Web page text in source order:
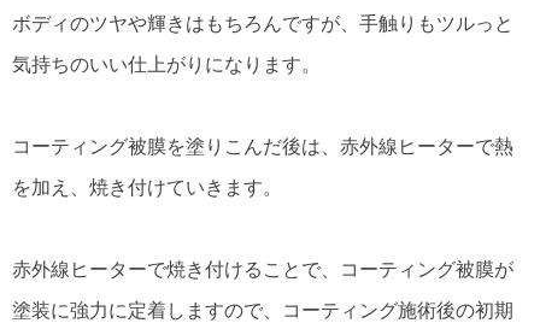
ボディのツヤや輝きはもちろんですが、手触りもツルっと
気持ちのいい仕上がりになります。
コーティング被膜を塗りこんだ後は、赤外線ヒーターで熱
を加え、焼き付けていきます。
赤外線ヒーターで焼き付けることで、コーティング被膜が
塗装に強力に定着しますので、コーティング施術後の初期